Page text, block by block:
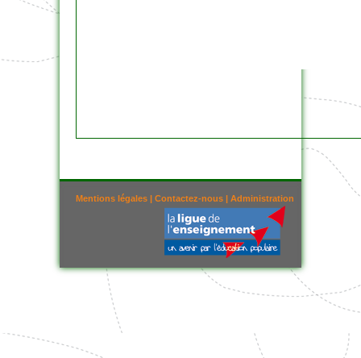
Mentions légales | Contactez-nous | Administration